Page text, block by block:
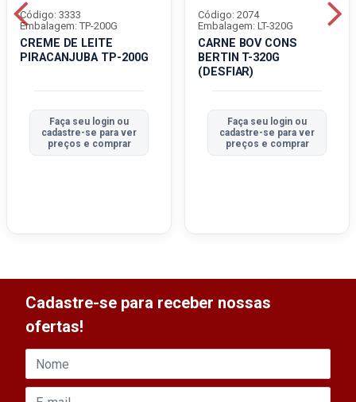
CREME DE LEITE
PIRACANJUBA TP-200G
Código: 3333
Embalagem: TP-200G
Faça seu login ou
cadastre-se para ver
preços e comprar
CARNE BOV CONS
BERTIN T-320G
(DESFIAR)
Código: 2074
Embalagem: LT-320G
Faça seu login ou
cadastre-se para ver
preços e comprar
Cadastre-se para receber nossas
ofertas!